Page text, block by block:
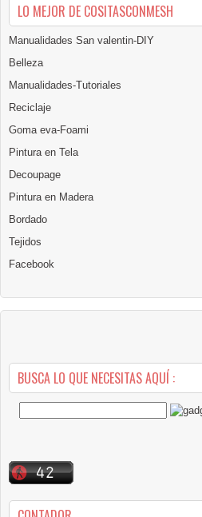
LO MEJOR DE COSITASCONMESH
Manualidades San valentin-DIY
Belleza
Manualidades-Tutoriales
Reciclaje
Goma eva-Foami
Pintura en Tela
Decoupage
Pintura en Madera
Bordado
Tejidos
Facebook
BUSCA LO QUE NECESITAS AQUÍ :